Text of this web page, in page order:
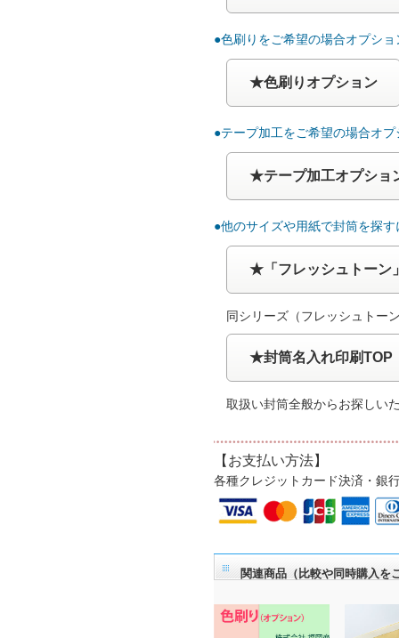
●色刷りをご希望の場合オプシ
★色刷りオプション
●テープ加工をご希望の場合オ
★テープ加工オプショ
●他のサイズや用紙で封筒を探す
★「フレッシュトーン
同シリーズ（フレッシュトー
★封筒名入れ印刷TOP
取扱い封筒全般からお探しい
【お支払い方法】
各種クレジットカード決済・銀
関連商品（比較や同時購入を